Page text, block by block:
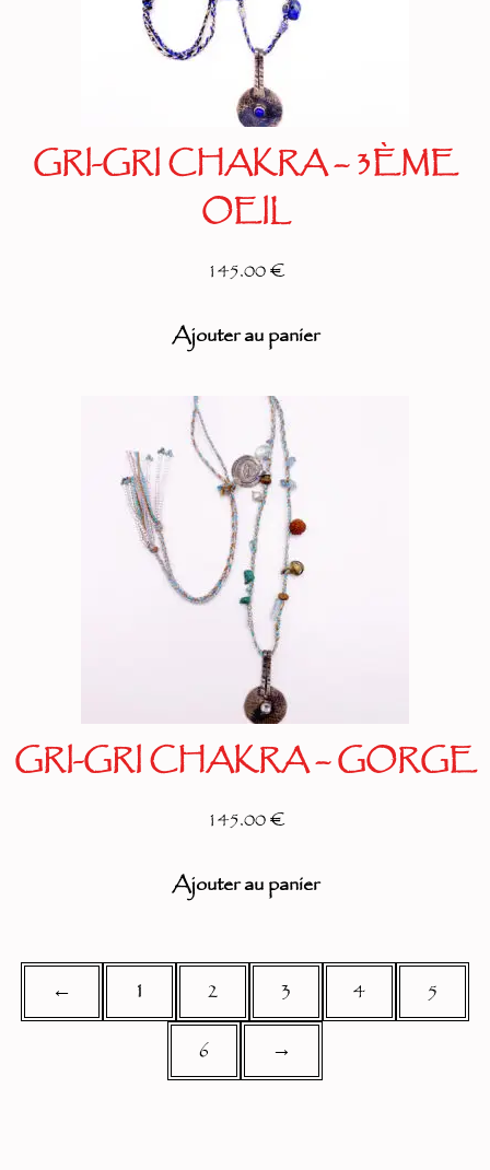
GRI-GRI CHAKRA – 3ÈME
OEIL
145.00 €
Ajouter au panier
GRI-GRI CHAKRA – GORGE
145.00 €
Ajouter au panier
← 1 2 3 4
5
6
→